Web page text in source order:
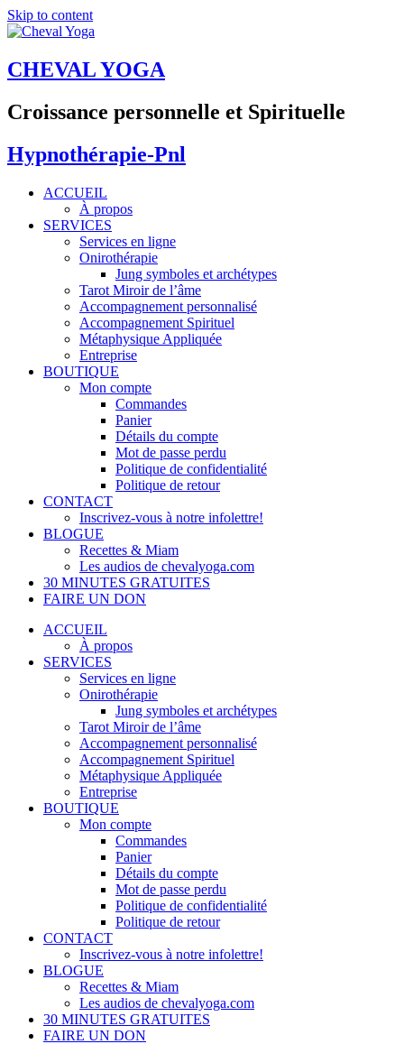
Skip to content
CHEVAL YOGA
Croissance personnelle et Spirituelle
Hypnothérapie-Pnl
ACCUEIL
À propos
SERVICES
Services en ligne
Onirothérapie
Jung symboles et archétypes
Tarot Miroir de l’âme
Accompagnement personnalisé
Accompagnement Spirituel
Métaphysique Appliquée
Entreprise
BOUTIQUE
Mon compte
Commandes
Panier
Détails du compte
Mot de passe perdu
Politique de confidentialité
Politique de retour
CONTACT
Inscrivez-vous à notre infolettre!
BLOGUE
Recettes & Miam
Les audios de chevalyoga.com
30 MINUTES GRATUITES
FAIRE UN DON
ACCUEIL
À propos
SERVICES
Services en ligne
Onirothérapie
Jung symboles et archétypes
Tarot Miroir de l’âme
Accompagnement personnalisé
Accompagnement Spirituel
Métaphysique Appliquée
Entreprise
BOUTIQUE
Mon compte
Commandes
Panier
Détails du compte
Mot de passe perdu
Politique de confidentialité
Politique de retour
CONTACT
Inscrivez-vous à notre infolettre!
BLOGUE
Recettes & Miam
Les audios de chevalyoga.com
30 MINUTES GRATUITES
FAIRE UN DON